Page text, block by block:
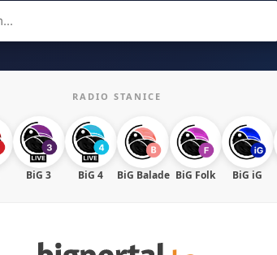
RADIO STANICE
BiG 3 BiG 4 BiG Balade BiG Folk BiG iG